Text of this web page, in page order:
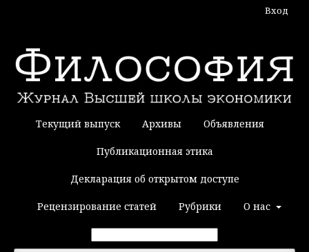
Текущий выпуск Архивы Объявления
Публикационная этика
Декларация об открытом доступе
Рецензирование статей Рубрики О нас
Вход